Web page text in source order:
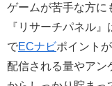
ゲームが苦手な方
『リサーチパネル
でECナビポイント
配信される量やアン